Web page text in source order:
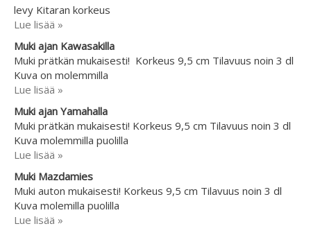
levy Kitaran korkeus
Lue lisää »
Muki ajan Kawasakilla
Muki prätkän mukaisesti! Korkeus 9,5 cm Tilavuus noin 3 dl
Kuva on molemmilla
Lue lisää »
Muki ajan Yamahalla
Muki prätkän mukaisesti! Korkeus 9,5 cm Tilavuus noin 3 dl
Kuva molemmilla puolilla
Lue lisää »
Muki Mazdamies
Muki auton mukaisesti! Korkeus 9,5 cm Tilavuus noin 3 dl
Kuva molemilla puolilla
Lue lisää »